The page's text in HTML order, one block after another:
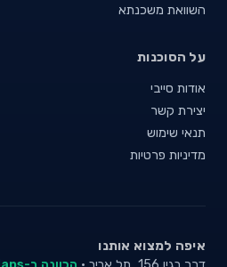
השוואת משכנתא
על הסוכנות
אודות סייבי
יצירת קשר
תנאי שימוש
מדיניות פרטיות
איפה למצוא אותנו